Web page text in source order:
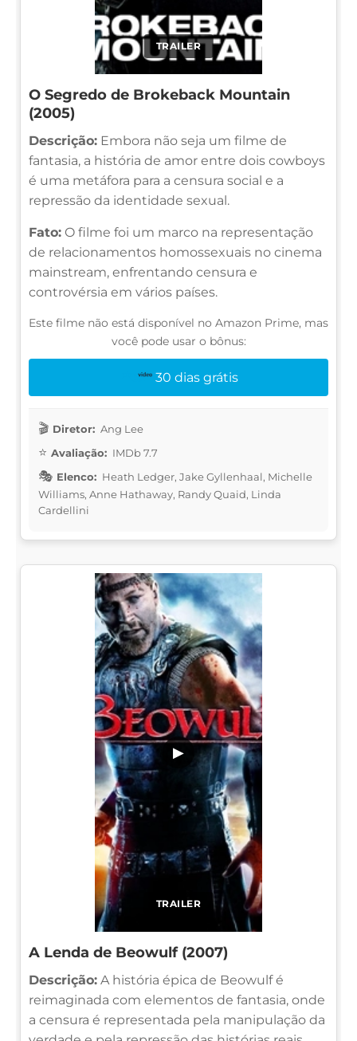
TRAILER
O Segredo de Brokeback Mountain
(2005)
Descrição: Embora não seja um filme de
fantasia, a história de amor entre dois cowboys
é uma metáfora para a censura social e a
repressão da identidade sexual.
Fato: O filme foi um marco na representação
de relacionamentos homossexuais no cinema
mainstream, enfrentando censura e
controvérsia em vários países.
Este filme não está disponível no Amazon Prime, mas
você pode usar o bônus:
30 dias grátis
Diretor: Ang Lee
Avaliação: IMDb 7.7
Elenco: Heath Ledger, Jake Gyllenhaal, Michelle
Williams, Anne Hathaway, Randy Quaid, Linda
Cardellini
TRAILER
▶
A Lenda de Beowulf (2007)
Descrição: A história épica de Beowulf é
reimaginada com elementos de fantasia, onde
a censura é representada pela manipulação da